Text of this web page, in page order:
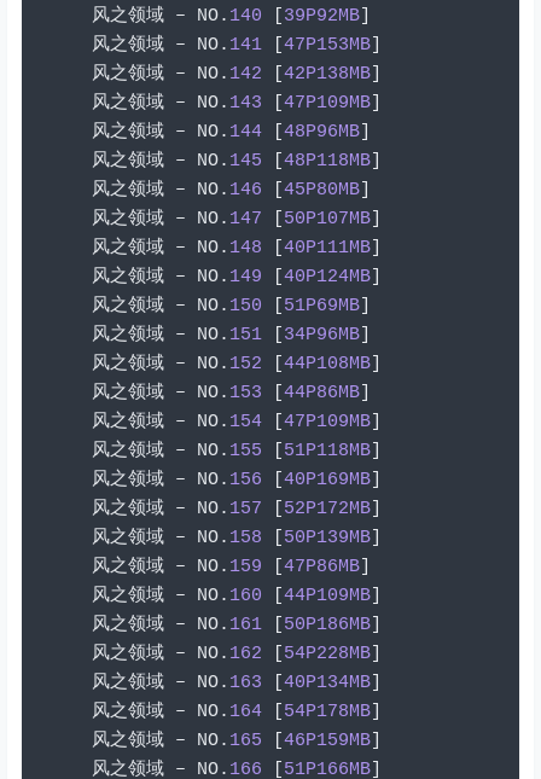
风之领域
– NO. 140 39P92MB]
风之领域
– NO. 141 47P153MB]
风之领域
– NO. 142 42P138MB]
风之领域
– NO. 143 47P109MB]
风之领域
– NO. 144 48P96MB]
风之领域
– NO. 145 48P118MB]
风之领域
– NO. 146 45P80MB]
风之领域
– NO. 147 50P107MB]
风之领域
– NO. 148 40P111MB]
风之领域
– NO. 149 40P124MB]
风之领域
– NO. 150 51P69MB]
风之领域
– NO. 151 34P96MB]
风之领域
– NO. 152 44P108MB]
风之领域
– NO. 153 44P86MB]
风之领域
– NO. 154 47P109MB]
风之领域
– NO. 155 51P118MB]
风之领域
– NO. 156 40P169MB]
风之领域
– NO. 157 52P172MB]
风之领域
– NO. 158 50P139MB]
风之领域
– NO. 159 47P86MB]
风之领域
– NO. 160 44P109MB]
风之领域
– NO. 161 50P186MB]
风之领域
– NO. 162 54P228MB]
风之领域
– NO. 163 40P134MB]
风之领域
– NO. 164 54P178MB]
风之领域
– NO. 165 46P159MB]
风之领域
– NO. 166 51P166MB]